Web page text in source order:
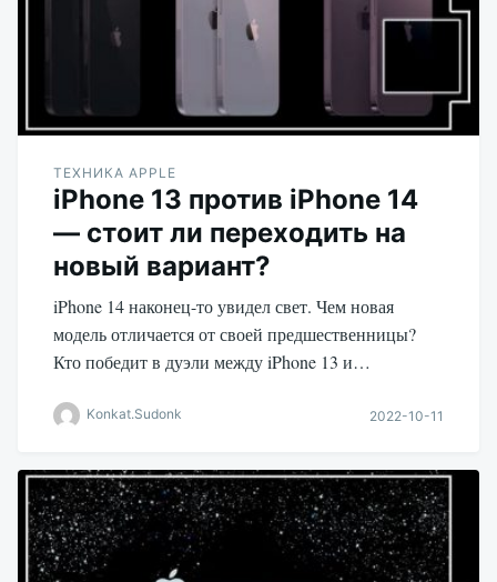
ТЕХНИКА APPLE
iPhone 13 против iPhone 14
— стоит ли переходить на
новый вариант?
iPhone 14 наконец-то увидел свет. Чем новая
модель отличается от своей предшественницы?
Кто победит в дуэли между iPhone 13 и…
Konkat.Sudonk 2022-10-11